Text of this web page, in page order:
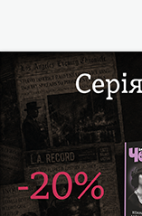
|
Інтернет-магазин
46018, м. Тернопіль, А/С